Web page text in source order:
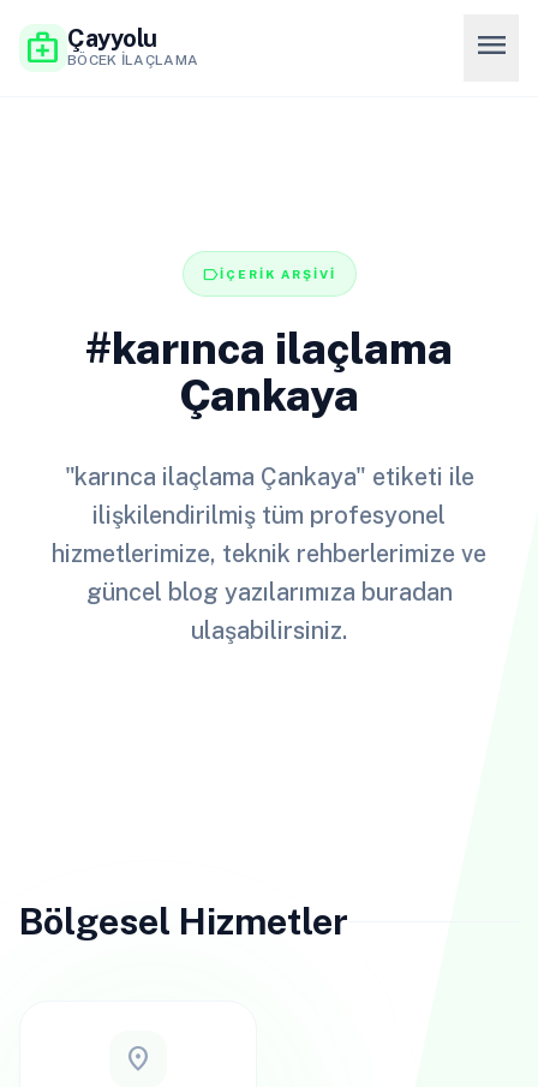
medical_services Çayyolu
BÖCEK İLAÇLAMA menu
labelİÇERİK ARŞİVİ
#karınca ilaçlama
Çankaya
"karınca ilaçlama Çankaya" etiketi ile
ilişkilendirilmiş tüm profesyonel
hizmetlerimize, teknik rehberlerimize ve
güncel blog yazılarımıza buradan
ulaşabilirsiniz.
Bölgesel Hizmetler
location_on